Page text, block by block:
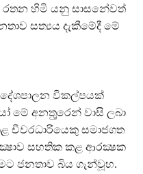
හිමි යනු සාසනේවත්
සත්‍යය දැකීමේදී මේ
දේශපාලන විකල්පයක්
මේ අනතුුරෙන් වාසි ලබා
චීවරධාරියෙකු සමාජගත
සහතික කළ ආරක්‍ෂක
ජනතාව බිය ගැන්වූහ.